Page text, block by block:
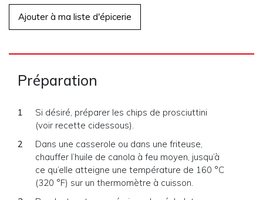
Ajouter à ma liste d'épicerie
Préparation
Si désiré, préparer les chips de prosciuttini
(voir recette cidessous).
Dans une casserole ou dans une friteuse,
chauffer l’huile de canola à feu moyen, jusqu’à
ce qu’elle atteigne une température de 160 °C
(320 °F) sur un thermomètre à cuisson.